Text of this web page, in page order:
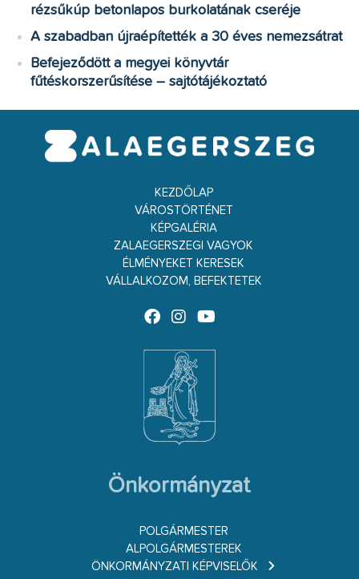
rézsűkúp betonlapos burkolatának cseréje
A szabadban újraépítették a 30 éves nemezsátrat
Befejeződött a megyei könyvtár
fűtéskorszerűsítése – sajtótájékoztató
KEZDŐLAP
VÁROSTÖRTÉNET
KÉPGALÉRIA
ZALAEGERSZEGI VAGYOK
ÉLMÉNYEKET KERESEK
VÁLLALKOZOM, BEFEKTETEK
Önkormányzat
POLGÁRMESTER
ALPOLGÁRMESTEREK
ÖNKORMÁNYZATI KÉPVISELŐK